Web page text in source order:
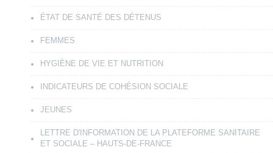
ÉTAT DE SANTÉ DES DÉTENUS
FEMMES
HYGIÈNE DE VIE ET NUTRITION
INDICATEURS DE COHÉSION SOCIALE
JEUNES
LETTRE D'INFORMATION DE LA PLATEFORME SANITAIRE
ET SOCIALE – HAUTS-DE-FRANCE